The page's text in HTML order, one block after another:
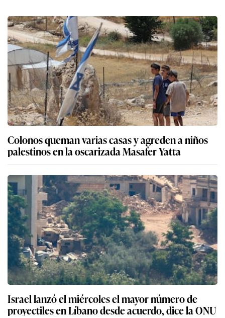
Colonos queman varias casas y agreden a niños
palestinos en la oscarizada Masafer Yatta
Israel lanzó el miércoles el mayor número de
proyectiles en Líbano desde acuerdo, dice la ONU